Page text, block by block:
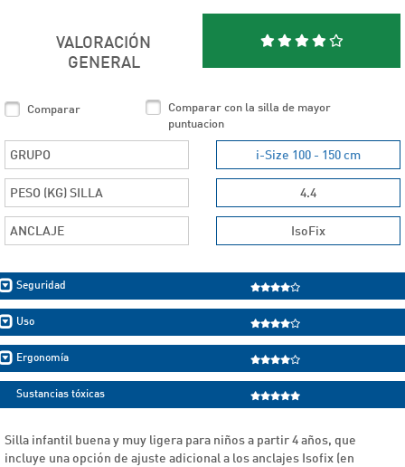
VALORACIÓN
GENERAL
Comparar
Comparar con la silla de mayor
puntuacion
GRUPO i-Size 100 - 150 cm
PESO (KG) SILLA 4.4
ANCLAJE IsoFix
Seguridad
Uso
Ergonomía
Sustancias tóxicas
Silla infantil buena y muy ligera para niños a partir 4 años, que
incluye una opción de ajuste adicional a los anclajes Isofix (en